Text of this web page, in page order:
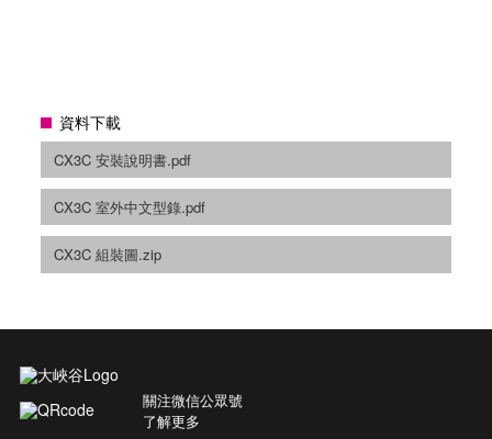
資料下載
CX3C 安裝說明書.pdf
CX3C 室外中文型錄.pdf
CX3C 組裝圖.zip
關注微信公眾號
了解更多